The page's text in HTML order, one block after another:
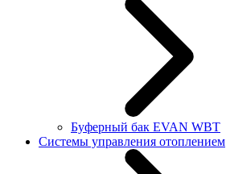
Буферный бак EVAN WBT
Системы управления отоплением